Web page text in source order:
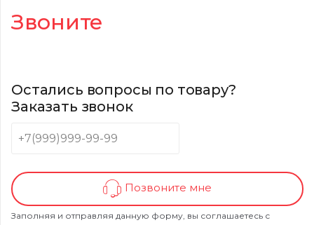
Звоните
Остались вопросы по товару?
Заказать звонок
Позвоните мне
Заполняя и отправляя данную форму, вы соглашаетесь с